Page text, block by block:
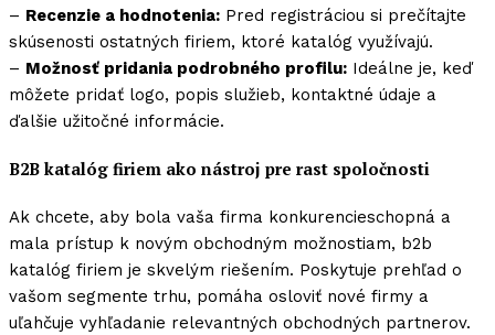
– Recenzie a hodnotenia: Pred registráciou si prečítajte
skúsenosti ostatných firiem, ktoré katalóg využívajú.
– Možnosť pridania podrobného profilu: Ideálne je, keď
môžete pridať logo, popis služieb, kontaktné údaje a
ďalšie užitočné informácie.
B2B katalóg firiem ako nástroj pre rast spoločnosti
Ak chcete, aby bola vaša firma konkurencieschopná a
mala prístup k novým obchodným možnostiam, b2b
katalóg firiem je skvelým riešením. Poskytuje prehľad o
vašom segmente trhu, pomáha osloviť nové firmy a
uľahčuje vyhľadanie relevantných obchodných partnerov.